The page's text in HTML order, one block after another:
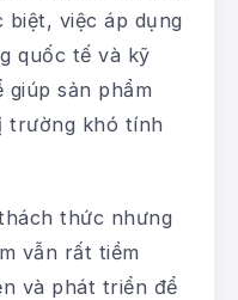
việc áp dụng
quốc tế và kỹ
sản phẩm
trường khó tính
thức nhưng
vẫn rất tiềm
và phát triển để